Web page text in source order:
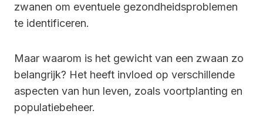
zwanen om eventuele gezondheidsproblemen
te identificeren.
Maar waarom is het gewicht van een zwaan zo
belangrijk? Het heeft invloed op verschillende
aspecten van hun leven, zoals voortplanting en
populatiebeheer.